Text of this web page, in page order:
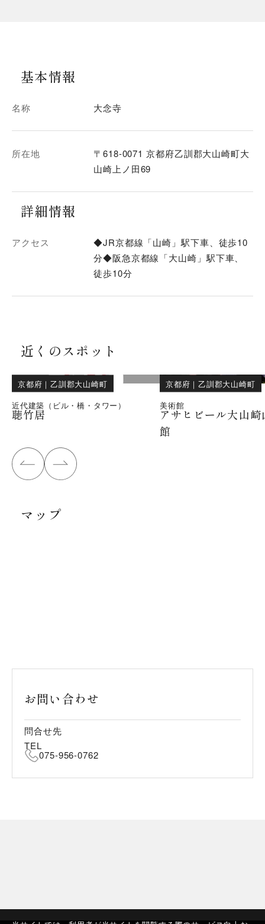
基本情報
名称 大念寺
所在地
〒618-0071 京都府乙訓郡大山崎町大
山崎上ノ田69
詳細情報
アクセス
◆JR京都線「山崎」駅下車、徒歩10
分◆阪急京都線「大山崎」駅下車、
徒歩10分
近くのスポット
京都府 ｜乙訓郡大山崎町
近代建築（ビル・橋・タワー）
聴竹居
京都府 ｜乙訓郡大山崎町
美術館
アサヒビール大山
館
マップ
お問い合わせ
問合せ先
TEL
075-956-0762